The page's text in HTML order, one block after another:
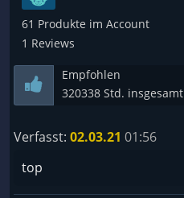
61 Produkte im Account
1 Reviews
Empfohlen
320338 Std. insgesamt
Verfasst: 02.03.21 01:56
top